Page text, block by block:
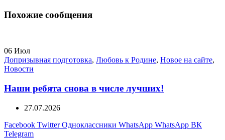
Похожие сообщения
06 Июл
Допризывная подготовка, Любовь к Родине, Новое на сайте,
Новости
Наши ребята снова в числе лучших!
27.07.2026
Facebook Twitter Одноклассники WhatsApp WhatsApp ВК
Telegram